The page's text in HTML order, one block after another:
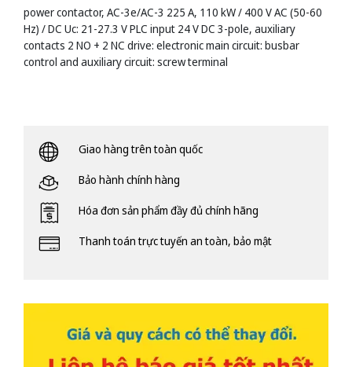
power contactor, AC-3e/AC-3 225 A, 110 kW / 400 V AC (50-60
Hz) / DC Uc: 21-27.3 V PLC input 24 V DC 3-pole, auxiliary
contacts 2 NO + 2 NC drive: electronic main circuit: busbar
control and auxiliary circuit: screw terminal
Giao hàng trên toàn quốc
Bảo hành chính hàng
Hóa đơn sản phẩm đầy đủ chính hãng
Thanh toán trực tuyến an toàn, bảo mật